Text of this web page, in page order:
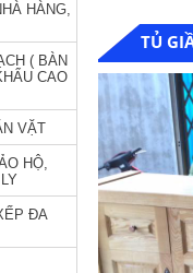
HÀNG,
( BÀN
CAO
VẶT
HỘ,
ĐA
TỦ